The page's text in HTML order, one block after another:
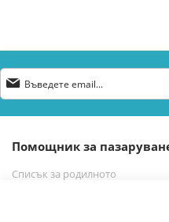
Абонирай
се
бюлетин:
Помощник за
Списък за родилното